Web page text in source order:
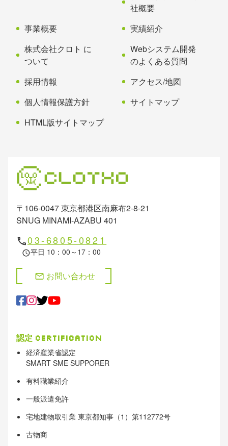
〒106-0047 東京都港区南麻布2-8-21
SNUG MINAMI-AZABU 401
phone03-6805-0821
schedule平日 10：00～17：00
mail お問い合わせ
認定 Certification
経済産業省認定
SMART SME SUPPORER
有料職業紹介
一般派遣免許
宅地建物取引業 東京都知事（1）第112772号
古物商
社概要
事業概要
実績紹介
株式会社クロト に
ついて
Webシステム開発
のよくある質問
採用情報
アクセス/地図
個人情報保護方針
サイトマップ
HTML版サイトマップ